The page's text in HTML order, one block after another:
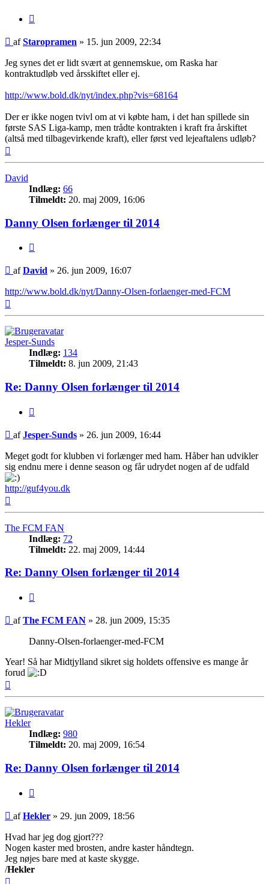
Indlæg
afStaropramen » 15. jun 2009, 22:34
Jeg synes det er lidt svært at gennemskue, om Raska har
kontraktudløb ved årsskiftet eller ej.
http://www.bold.dk/nyt/index.php?vis=68164
Der er ikke nogen tvivl om at vi købte ham, i det han spillede sin
første SAS Liga-kamp, men trådte kontrakten i kraft fra årskiftet
(altså med tilbagevirkende kraft), eller først ved lejeaftalens udløb?
David
Indlæg: 66
Tilmeldt: 20. maj 2009, 16:06
Danny Olsen forlænger til 2014
Indlæg
afDavid » 26. jun 2009, 16:07
http://www.bold.dk/nyt/Danny-Olsen-forlaenger-med-FCM
Jesper-Sunds
Indlæg: 134
Tilmeldt: 8. jun 2009, 21:43
Re: Danny Olsen forlænger til 2014
Indlæg
afJesper-Sunds » 26. jun 2009, 16:44
Meget godt for klubben vi forlænger med ham. Håber han udvikler
sig endnu mere i denne season og får udrydet nogen af de udfald
http://guf4you.dk
The FCM FAN
Indlæg: 72
Tilmeldt: 22. maj 2009, 14:44
Re: Danny Olsen forlænger til 2014
Indlæg
afThe FCM FAN » 28. jun 2009, 15:35
Danny-Olsen-forlaenger-med-FCM
Year! Så har Midtjylland sikret sig holdets offensive es mange år
forud
Hekler
Indlæg: 980
Tilmeldt: 20. maj 2009, 16:54
Re: Danny Olsen forlænger til 2014
Indlæg
afHekler » 29. jun 2009, 18:56
Hvad har jeg dog gjort???
Nogen kaster med brosten, andre kaster håndtegn.
Jeg nøjes bare med at kaste skygge.
/Hekler